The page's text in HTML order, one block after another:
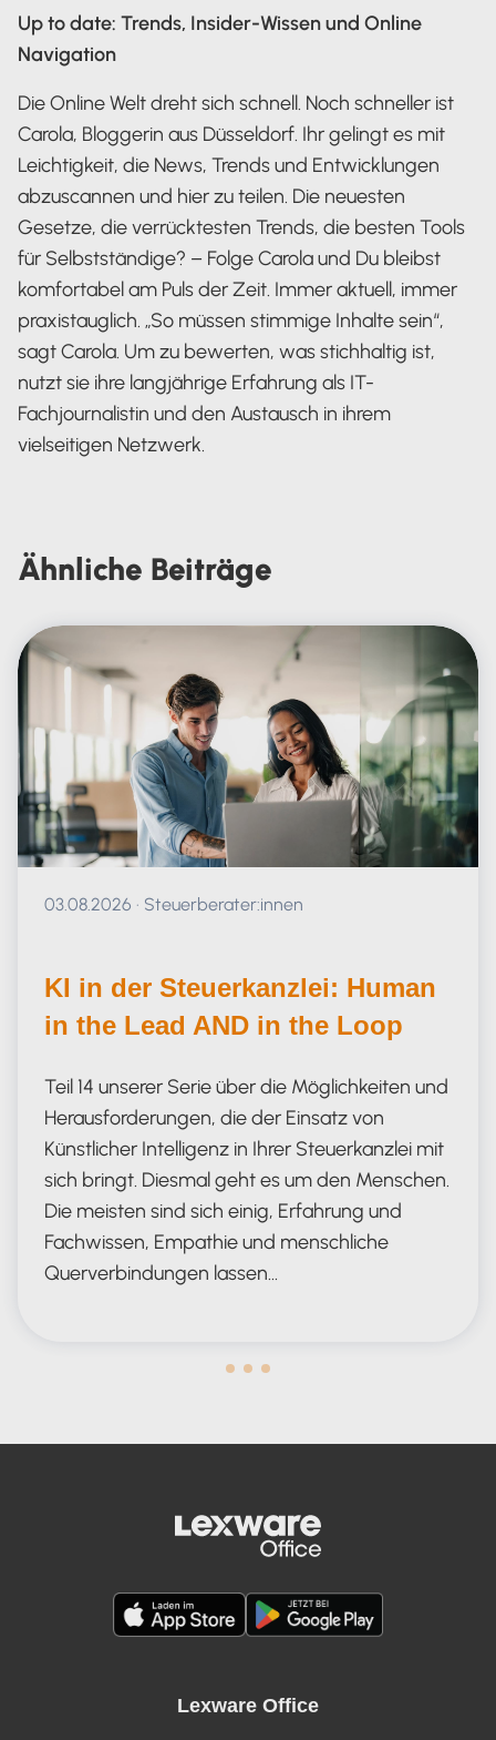
Up to date: Trends, Insider-Wissen und Online
Navigation
Die Online Welt dreht sich schnell. Noch schneller ist
Carola, Bloggerin aus Düsseldorf. Ihr gelingt es mit
Leichtigkeit, die News, Trends und Entwicklungen
abzuscannen und hier zu teilen. Die neuesten
Gesetze, die verrücktesten Trends, die besten Tools
für Selbstständige? – Folge Carola und Du bleibst
komfortabel am Puls der Zeit. Immer aktuell, immer
praxistauglich. „So müssen stimmige Inhalte sein“,
sagt Carola. Um zu bewerten, was stichhaltig ist,
nutzt sie ihre langjährige Erfahrung als IT-
Fachjournalistin und den Austausch in ihrem
vielseitigen Netzwerk.
Ähnliche Beiträge
Veröffentlicht am 03.08.2026
03.08.2026 · Steuerberater:innen
KI in der Steuerkanzlei: Human
in the Lead AND in the Loop
Teil 14 unserer Serie über die Möglichkeiten und
Herausforderungen, die der Einsatz von
Künstlicher Intelligenz in Ihrer Steuerkanzlei mit
sich bringt. Diesmal geht es um den Menschen.
Die meisten sind sich einig, Erfahrung und
Fachwissen, Empathie und menschliche
Querverbindungen lassen…
Lexware Office